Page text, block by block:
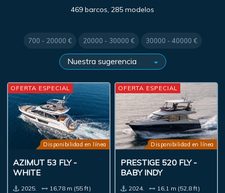
469 barcos, 285 modelos
700 - 20000 € 20000 - 30000 € 30000 - 40000 €
Disponibilidad en línea
AZIMUT 53 FLY -
WHITE
2025.
16,78 m (55 ft)
OFERTA ESPECIAL
Disponibilidad en línea
PRESTIGE 520 FLY -
BABY INDY
2024.
16,1 m (52,8 ft)
OFERTA ESPECIAL